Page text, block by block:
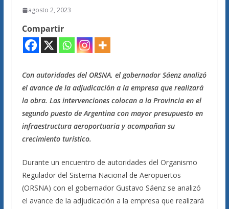
agosto 2, 2023
Compartir
Con autoridades del ORSNA, el gobernador Sáenz analizó
el avance de la adjudicación a la empresa que realizará
la obra. Las intervenciones colocan a la Provincia en el
segundo puesto de Argentina con mayor presupuesto en
infraestructura aeroportuaria y acompañan su
crecimiento turístico.
Durante un encuentro de autoridades del Organismo
Regulador del Sistema Nacional de Aeropuertos
(ORSNA) con el gobernador Gustavo Sáenz se analizó
el avance de la adjudicación a la empresa que realizará